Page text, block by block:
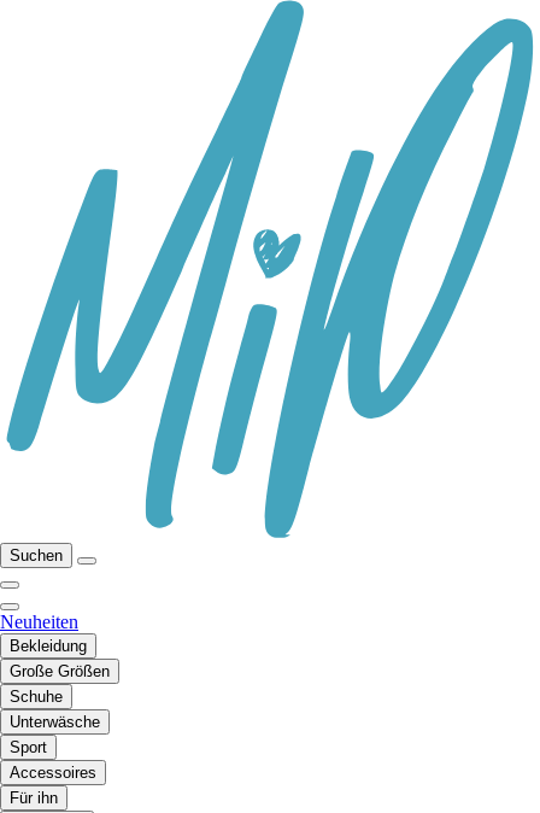
Suchen
Neuheiten
Bekleidung
Große Größen
Schuhe
Unterwäsche
Sport
Accessoires
Für ihn